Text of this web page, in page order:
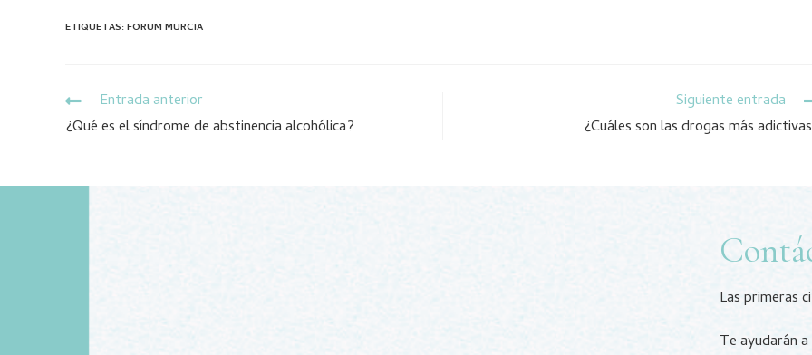
ETIQUETAS:FORUM MURCIA
Entrada anterior
¿Qué es el síndrome de abstinencia alcohólica?
Siguiente entrada
¿Cuáles son las drogas más
Las primeras
Te ayudarán